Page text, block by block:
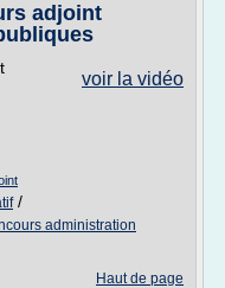
adjoint
voir la vidéo
/
administration
Haut de page